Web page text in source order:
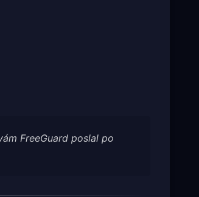
FreeGuard poslal po